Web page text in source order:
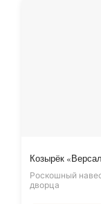
Козырёк
Роскошный
дворца